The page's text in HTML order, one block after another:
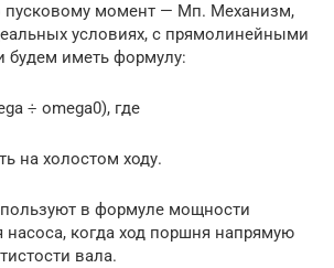
пусковому момент — Mп. Механизм,
условиях, с прямолинейными
будем иметь формулу:
÷ omega0), где
на холостом ходу.
в формуле мощности
насоса, когда ход поршня напрямую
вала.